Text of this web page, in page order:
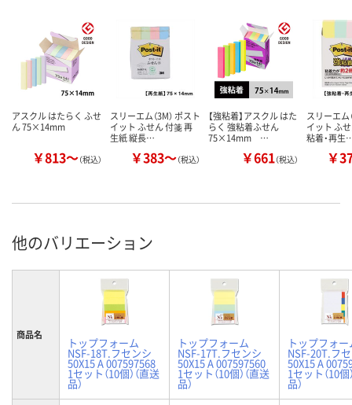
アスクル はたらく ふせ
ん 75×14mm
￥813～（税込）
スリーエム（3M） ポスト
イット ふせん 付箋 再
生紙 縦長…
￥383～（税込）
【強粘着】アスクル はた
らく 強粘着ふせん
75×14mm …
￥661（税込）
スリーエム
イット ふ
粘着・再生
￥
他のバリエーション
商品名
トップフォーム
NSF-18T.フセンシ
50X15 A 007597568
1セット（10個）（直送
品）
トップフォーム
NSF-17T.フセンシ
50X15 A 007597560
1セット（10個）（直送
品）
トップフォー
NSF-20T.フ
50X15 A
1セット（10個
品）